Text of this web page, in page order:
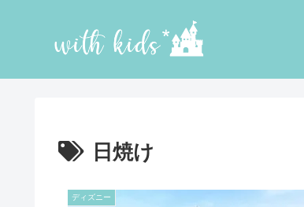
日焼け
ディズニー